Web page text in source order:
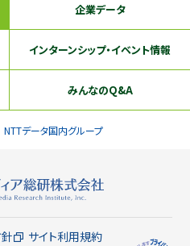
企業データ
インターンシップ・イベント情報
みんなのQ&A
NTTデータ国内グループ
サイト利用規約